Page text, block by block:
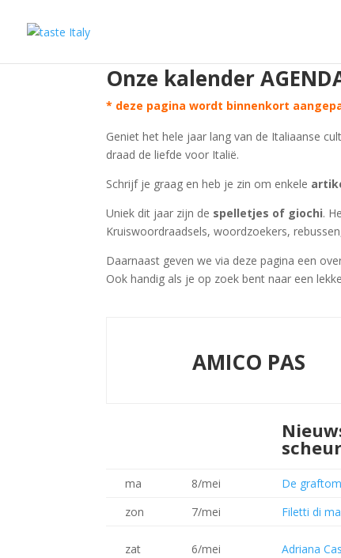
Onze kalender
* deze pagina wordt binnenkort
Geniet het hele jaar lang van de Italiaanse
draad de liefde voor Italië.
Schrijf je graag en heb je zin om enkele
Uniek dit jaar zijn de spelletjes of giochi.
Kruiswoordraadsels, woordzoekers,
Daarnaast geven we via deze pagina een
Ook handig als je op zoek bent naar een
AMICO PAS
ma 8/mei De
zon
7/mei Filetti di
zat 6/mei Adriana